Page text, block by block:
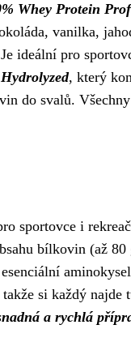
Whey Protein
vanilka,
ideální pro
, který
do svalů.
sportovce i
bílkovin (až 80
takže si každý najde
a rychlá